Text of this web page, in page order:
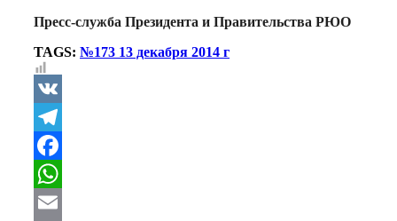
Пресс-служба Президента и Правительства РЮО
TAGS: №173 13 декабря 2014 г
VK
Telegram
Facebook
WhatsApp